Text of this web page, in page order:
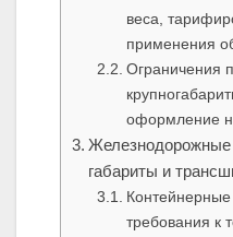
веса,
применения
Ограничения
оформление
Железнодорожные
габариты и
требования к